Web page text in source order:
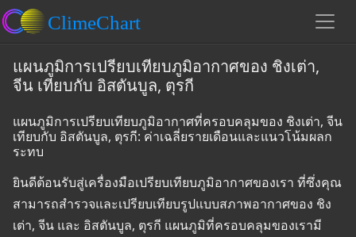
แผนภูมิการเปรียบเทียบภูมิอากาศของ ชิงเต่า,
จีน เทียบกับ อิสตันบูล, ตุรกี
แผนภูมิการเปรียบเทียบภูมิอากาศที่ครอบคลุมของ ชิงเต่า, จีน
เทียบกับ อิสตันบูล, ตุรกี: ค่าเฉลี่ยรายเดือนและแนวโน้มผลก
ระทบ
ยินดีต้อนรับสู่เครื่องมือเปรียบเทียบภูมิอากาศของเรา ที่ซึ่งคุณ
สามารถสำรวจและเปรียบเทียบรูปแบบสภาพอากาศของ ชิง
เต่า, จีน และ อิสตันบูล, ตุรกี แผนภูมิที่ครอบคลุมของเรามี